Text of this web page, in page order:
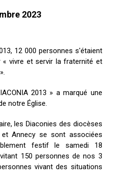
2023
12 000 personnes s'étaient
vivre et servir la fraternité et
2013 » a marqué une
notre Église.
les Diaconies des diocèses
et Annecy se sont associées
festif le samedi 18
150 personnes de nos 3
vivant des situations